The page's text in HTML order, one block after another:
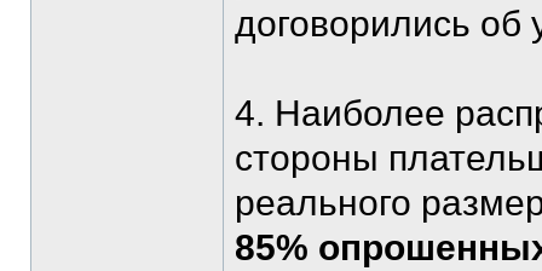
договорились
4. Наиболее
стороны
реального
85%